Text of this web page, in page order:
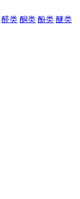
醛类 酮类 酚类 醚类